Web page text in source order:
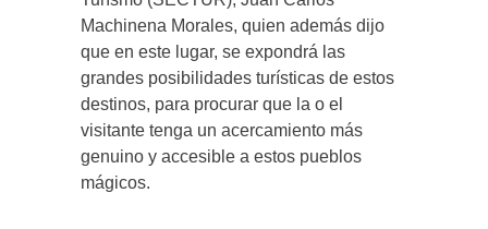
Machinena Morales, quien además dijo
que en este lugar, se expondrá las
grandes posibilidades turísticas de estos
destinos, para procurar que la o el
visitante tenga un acercamiento más
genuino y accesible a estos pueblos
mágicos.